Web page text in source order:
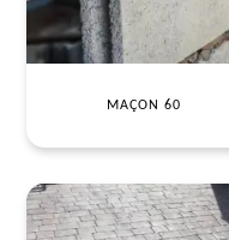
MAÇON 60